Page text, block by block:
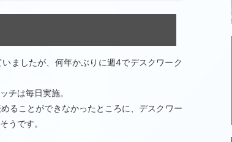
ましたが、何年かぶりに週4でデスクワーク
チは毎日実施。
ることができなかったところに、デスクワー
うです。